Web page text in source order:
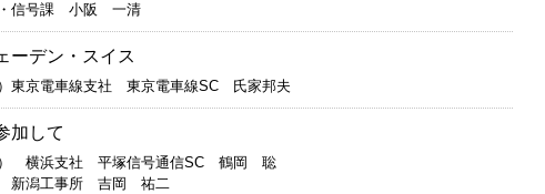
・信号課 小阪 一清
デン・スイス
東京電車線支社 東京電車線SC 氏家邦夫
加して
） 横浜支社 平塚信号通信SC 鶴岡 聡
新潟工事所 吉岡 祐二